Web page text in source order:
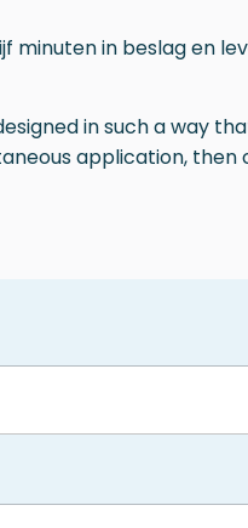
minuten in beslag en
in such a way
application, then